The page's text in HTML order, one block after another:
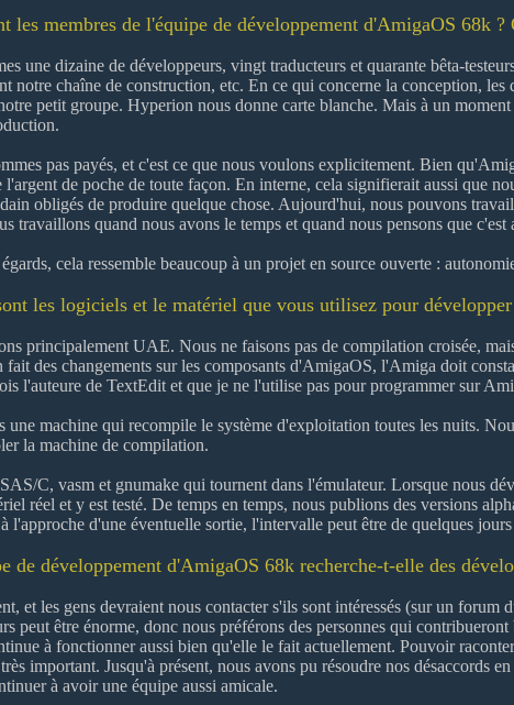
les membres de l'équipe de développement d'AmigaOS 68k
une dizaine de développeurs, vingt traducteurs et quarante bêta-
notre chaîne de construction, etc. En ce qui concerne la conception,
petit groupe. Hyperion nous donne carte blanche. Mais à un
pas payés, et c'est ce que nous voulons explicitement. Bien
l'argent de poche de toute façon. En interne, cela signifierait aussi que
obligés de produire quelque chose. Aujourd'hui, nous pouvons
travaillons quand nous avons le temps et quand nous pensons que c'est
cela ressemble beaucoup à un projet en source ouverte :
les logiciels et le matériel que vous utilisez pour
principalement UAE. Nous ne faisons pas de compilation croisée,
fait des changements sur les composants d'AmigaOS, l'Amiga doit
l'auteure de TextEdit et que je ne l'utilise pas pour programmer sur
une machine qui recompile le système d'exploitation toutes les nuits.
la machine de compilation.
C, vasm et gnumake qui tournent dans l'émulateur. Lorsque nous
réel et y est testé. De temps en temps, nous publions des versions
l'approche d'une éventuelle sortie, l'intervalle peut être de quelques jours
de développement d'AmigaOS 68k recherche-t-elle des
et les gens devraient nous contacter s'ils sont intéressés (sur un forum
peut être énorme, donc nous préférons des personnes qui
à fonctionner aussi bien qu'elle le fait actuellement. Pouvoir
important. Jusqu'à présent, nous avons pu résoudre nos désaccords
à avoir une équipe aussi amicale.